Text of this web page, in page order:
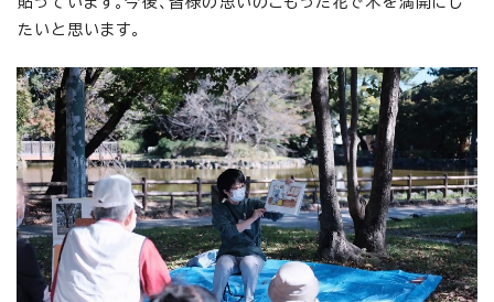
たいと思います。